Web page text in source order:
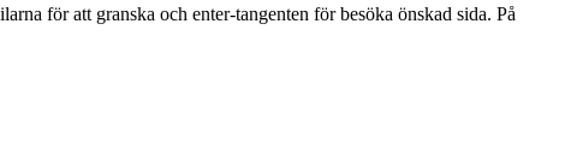
för att granska och enter-tangenten för besöka önskad sida. På